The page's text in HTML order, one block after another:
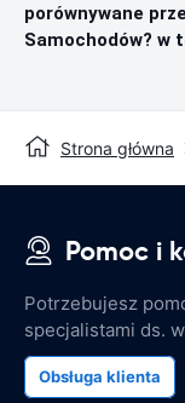
porównywane
Samochodów? w
Strona główna
Pomoc i
Potrzebujesz
specjalistami ds.
Obsługa klienta